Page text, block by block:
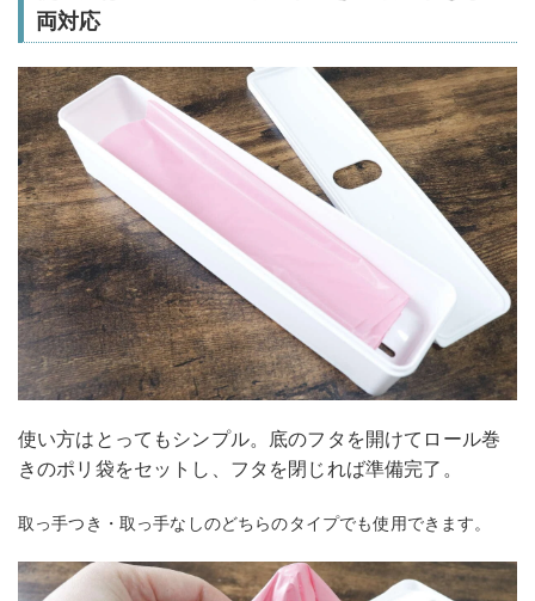
両対応
使い方はとってもシンプル。底のフタを開けてロール巻
きのポリ袋をセットし、フタを閉じれば準備完了。
取っ手つき・取っ手なしのどちらのタイプでも使用できます。